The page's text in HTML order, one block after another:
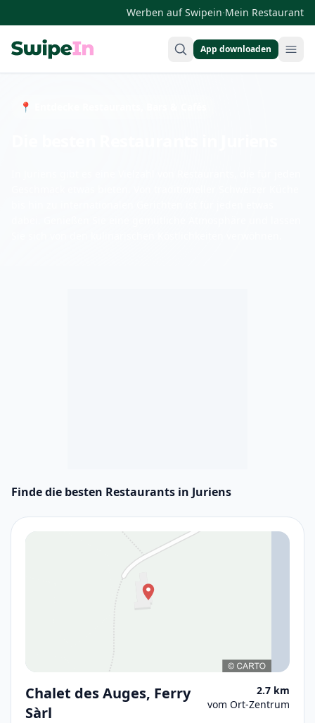
Werben auf Swipein·Mein Restaurant
App downloaden
📍 Entdecke Restaurants, Bars & Cafés
Finde die besten Restaurants in Juriens
Chalet des Auges, Ferry
Sàrl
2.7 km
vom Ort-Zentrum